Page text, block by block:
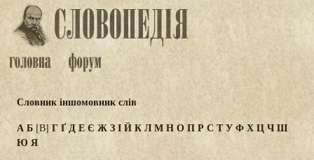
Словник іншомовник слів
АБ [В]ГҐДЕЄ ЖЗІЙКЛМНОПР С ТУФХЦЧШ
Ю Я